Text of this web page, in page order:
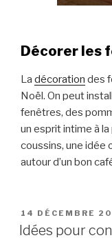
Décorer les
La décoration des
Noël. On peut
fenêtres, des
un esprit intime à
coussins, une idée
autour d’un bon
PUBLIÉ
LE
14 DÉCEMBRE
Idées pour